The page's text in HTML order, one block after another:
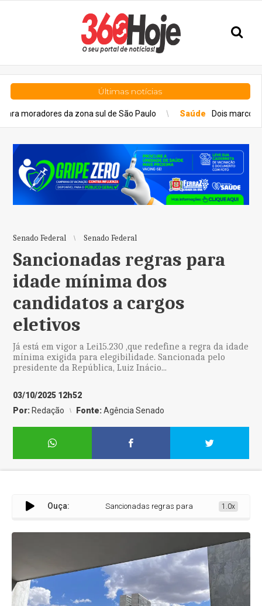
Últimas notícias
da zona sul de São Paulo Saúde Dois marcos da cirurgia
Senado Federal Senado Federal
Sancionadas regras para
idade mínima dos
candidatos a cargos
eletivos
Já está em vigor a Lei15.230 ,que redefine a regra da idade
mínima exigida para elegibilidade. Sancionada pelo
presidente da República, Luiz Inácio...
03/10/2025 12h52
Por: Redação Fonte:Agência Senado
Ouça: Sancionadas regras para idade mínima dos
1.0x